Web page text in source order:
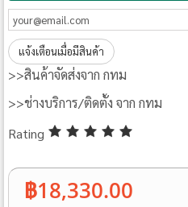
แจ้งเตือนเมื่อมีสินค้า
>>สินค้าจัดส่งจาก กทม
>>ช่างบริการ/ติดตั้ง จาก กทม
Rating
฿18,330.00